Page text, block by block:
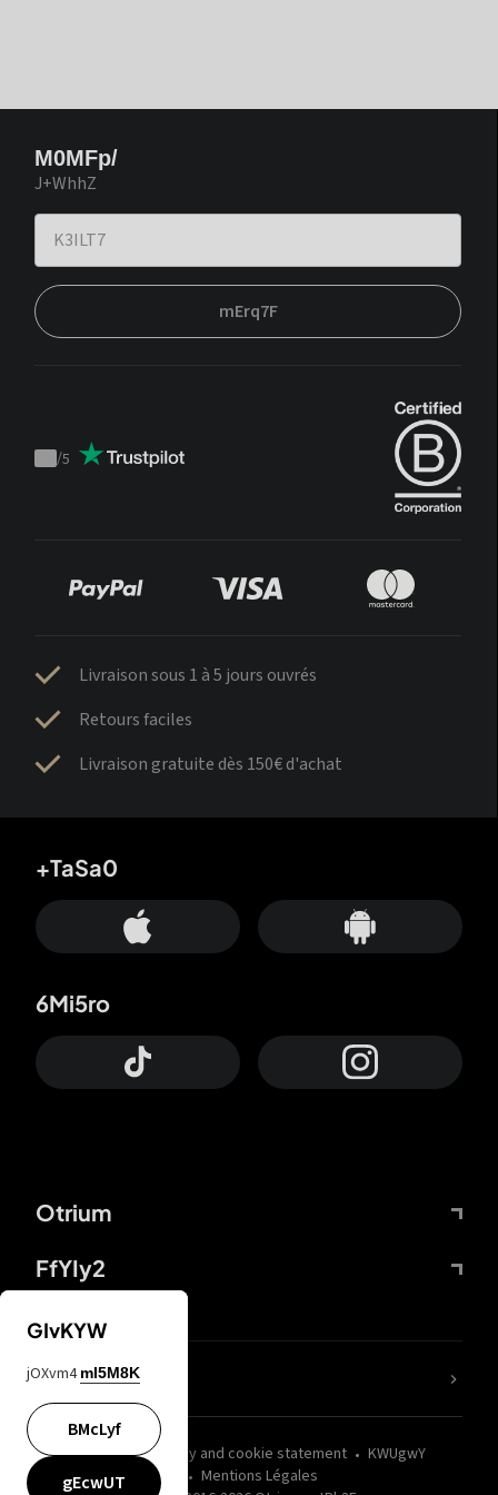
M0MFp/
J+WhhZ
mErq7F
Trustpilot
/5
Livraison sous 1 à 5 jours ouvrés
Retours faciles
Livraison gratuite dès 150€ d'achat
Otrium
FfYIy2
+TaSa0
6Mi5ro
wZQPfd Privacy and cookie statement
KWUgwY
Mentions Légales
nLC6tu
GIvKYW
jOXvm4 mI5M8K
BMcLyf
gEcwUT